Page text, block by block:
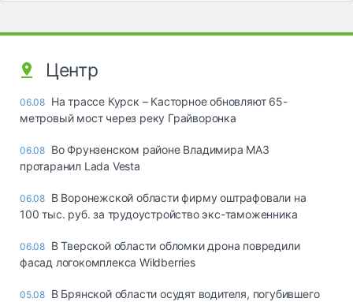
Центр
06.08 На трассе Курск – Касторное обновляют 65-
метровый мост через реку Грайворонка
06.08 Во Фрунзенском районе Владимира МАЗ
протаранил Lada Vesta
06.08 В Воронежской области фирму оштрафовали на
100 тыс. руб. за трудоустройство экс-таможенника
06.08 В Тверской области обломки дрона повредили
фасад логокомплекса Wildberries
05.08 В Брянской области осудят водителя, погубившего